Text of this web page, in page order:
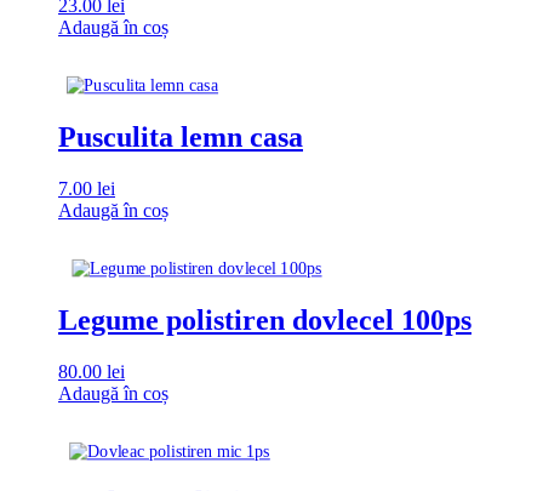
23.00 lei
Adaugă în coș
Pusculita lemn casa
7.00 lei
Adaugă în coș
Legume polistiren dovlecel 100ps
80.00 lei
Adaugă în coș